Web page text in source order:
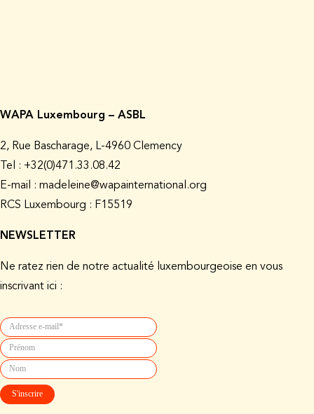
WAPA Luxembourg – ASBL
2, Rue Bascharage, L-4960 Clemency
Tel : +32(0)471.33.08.42
E-mail : madeleine@wapainternational.org
RCS Luxembourg : F15519
NEWSLETTER
Ne ratez rien de notre actualité luxembourgeoise en vous
inscrivant ici :